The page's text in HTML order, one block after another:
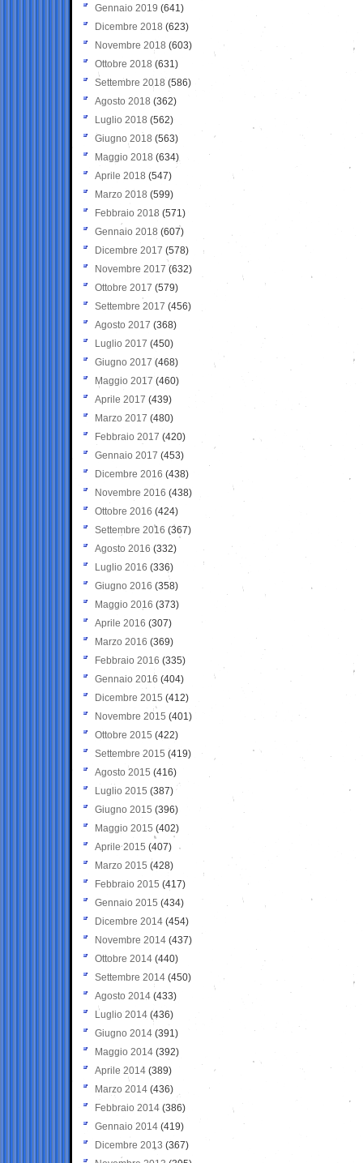
Gennaio 2019 (641)
Dicembre 2018 (623)
Novembre 2018 (603)
Ottobre 2018 (631)
Settembre 2018 (586)
Agosto 2018 (362)
Luglio 2018 (562)
Giugno 2018 (563)
Maggio 2018 (634)
Aprile 2018 (547)
Marzo 2018 (599)
Febbraio 2018 (571)
Gennaio 2018 (607)
Dicembre 2017 (578)
Novembre 2017 (632)
Ottobre 2017 (579)
Settembre 2017 (456)
Agosto 2017 (368)
Luglio 2017 (450)
Giugno 2017 (468)
Maggio 2017 (460)
Aprile 2017 (439)
Marzo 2017 (480)
Febbraio 2017 (420)
Gennaio 2017 (453)
Dicembre 2016 (438)
Novembre 2016 (438)
Ottobre 2016 (424)
Settembre 2016 (367)
Agosto 2016 (332)
Luglio 2016 (336)
Giugno 2016 (358)
Maggio 2016 (373)
Aprile 2016 (307)
Marzo 2016 (369)
Febbraio 2016 (335)
Gennaio 2016 (404)
Dicembre 2015 (412)
Novembre 2015 (401)
Ottobre 2015 (422)
Settembre 2015 (419)
Agosto 2015 (416)
Luglio 2015 (387)
Giugno 2015 (396)
Maggio 2015 (402)
Aprile 2015 (407)
Marzo 2015 (428)
Febbraio 2015 (417)
Gennaio 2015 (434)
Dicembre 2014 (454)
Novembre 2014 (437)
Ottobre 2014 (440)
Settembre 2014 (450)
Agosto 2014 (433)
Luglio 2014 (436)
Giugno 2014 (391)
Maggio 2014 (392)
Aprile 2014 (389)
Marzo 2014 (436)
Febbraio 2014 (386)
Gennaio 2014 (419)
Dicembre 2013 (367)